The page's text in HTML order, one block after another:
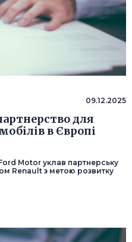
09.12.2025
для
в Європі
Motor уклав партнерську
Renault з метою розвитку